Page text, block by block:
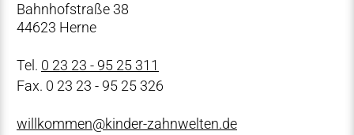
Bahnhofstraße 38
44623 Herne
Tel. 0 23 23 - 95 25 311
Fax. 0 23 23 - 95 25 326
willkommen@kinder-zahnwelten.de